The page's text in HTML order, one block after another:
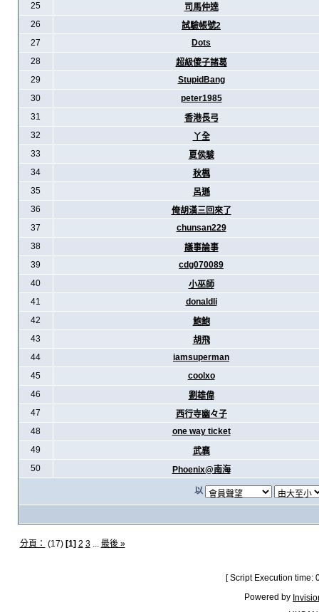
25
司馬仲達
26
試驗帳號2
27
Dots
28
超級傻子諸葛
29
StupidBang
30
peter1985
31
香港長弓
32
丫全
33
夏侯駿
34
秋楓
35
呂遜
36
俺胡漢三回來了
37
chunsan229
38
議事論事
39
cdg070089
40
小巫師
41
donaldli
42
鮑鮑
43
胡飛
44
iamsuperman
45
coolxo
46
劉雄偉
47
西行寺幽々子
48
one way ticket
49
武襄
50
Phoenix@南海
以
分頁： (17) [1] 2 3... 最後 »
[ Script Execution
Powered by